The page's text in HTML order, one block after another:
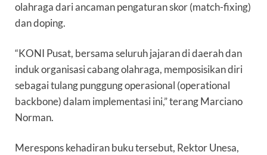
olahraga dari ancaman pengaturan skor (match-fixing)
dan doping.
“KONI Pusat, bersama seluruh jajaran di daerah dan
induk organisasi cabang olahraga, memposisikan diri
sebagai tulang punggung operasional (operational
backbone) dalam implementasi ini,” terang Marciano
Norman.
Merespons kehadiran buku tersebut, Rektor Unesa,